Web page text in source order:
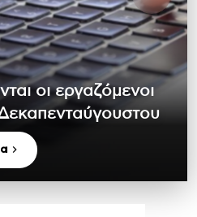
οι εργαζόμενοι